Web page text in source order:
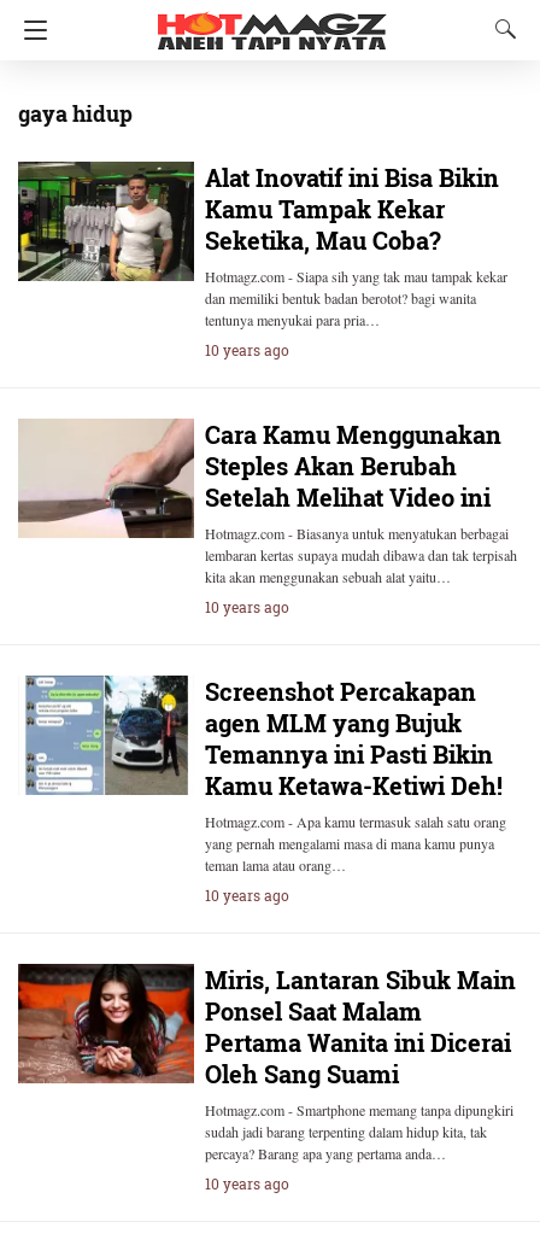
gaya hidup
Alat Inovatif ini Bisa Bikin
Kamu Tampak Kekar
Seketika, Mau Coba?
Hotmagz.com - Siapa sih yang tak mau tampak kekar
dan memiliki bentuk badan berotot? bagi wanita
tentunya menyukai para pria…
10 years ago
Cara Kamu Menggunakan
Steples Akan Berubah
Setelah Melihat Video ini
Hotmagz.com - Biasanya untuk menyatukan berbagai
lembaran kertas supaya mudah dibawa dan tak terpisah
kita akan menggunakan sebuah alat yaitu…
10 years ago
Screenshot Percakapan
agen MLM yang Bujuk
Temannya ini Pasti Bikin
Kamu Ketawa-Ketiwi Deh!
Hotmagz.com - Apa kamu termasuk salah satu orang
yang pernah mengalami masa di mana kamu punya
teman lama atau orang…
10 years ago
Miris, Lantaran Sibuk Main
Ponsel Saat Malam
Pertama Wanita ini Dicerai
Oleh Sang Suami
Hotmagz.com - Smartphone memang tanpa dipungkiri
sudah jadi barang terpenting dalam hidup kita, tak
percaya? Barang apa yang pertama anda…
10 years ago